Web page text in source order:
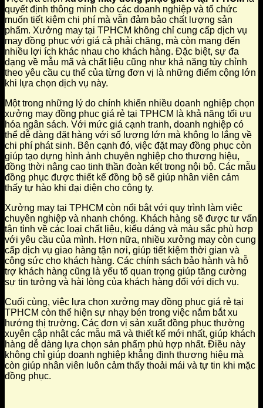
quyết định thông minh cho các doanh nghiệp và tổ chức
muốn tiết kiệm chi phí mà vẫn đảm bảo chất lượng sản
phẩm. Xưởng may tại TPHCM không chỉ cung cấp dịch vụ
may đồng phục với giá cả phải chăng, mà còn mang đến
nhiều lợi ích khác nhau cho khách hàng. Đặc biệt, sự đa
dạng về mẫu mã và chất liệu cũng như khả năng tùy chỉnh
theo yêu cầu cụ thể của từng đơn vị là những điểm cộng lớn
khi lựa chọn dịch vụ này.
Một trong những lý do chính khiến nhiều doanh nghiệp chọn
xưởng may đồng phục giá rẻ tại TPHCM là khả năng tối ưu
hóa ngân sách. Với mức giá cạnh tranh, doanh nghiệp có
thể dễ dàng đặt hàng với số lượng lớn mà không lo lắng về
chi phí phát sinh. Bên cạnh đó, việc đặt may đồng phục còn
giúp tạo dựng hình ảnh chuyên nghiệp cho thương hiệu,
đồng thời nâng cao tinh thần đoàn kết trong nội bộ. Các mẫu
đồng phục được thiết kế đồng bộ sẽ giúp nhân viên cảm
thấy tự hào khi đại diện cho công ty.
Xưởng may tại TPHCM còn nổi bật với quy trình làm việc
chuyên nghiệp và nhanh chóng. Khách hàng sẽ được tư vấn
tận tình về các loại chất liệu, kiểu dáng và màu sắc phù hợp
với yêu cầu của mình. Hơn nữa, nhiều xưởng may còn cung
cấp dịch vụ giao hàng tận nơi, giúp tiết kiệm thời gian và
công sức cho khách hàng. Các chính sách bảo hành và hỗ
trợ khách hàng cũng là yếu tố quan trọng giúp tăng cường
sự tin tưởng và hài lòng của khách hàng đối với dịch vụ.
Cuối cùng, việc lựa chọn xưởng may đồng phục giá rẻ tại
TPHCM còn thể hiện sự nhạy bén trong việc nắm bắt xu
hướng thị trường. Các đơn vị sản xuất đồng phục thường
xuyên cập nhật các mẫu mã và thiết kế mới nhất, giúp khách
hàng dễ dàng lựa chọn sản phẩm phù hợp nhất. Điều này
không chỉ giúp doanh nghiệp khẳng định thương hiệu mà
còn giúp nhân viên luôn cảm thấy thoải mái và tự tin khi mặc
đồng phục.